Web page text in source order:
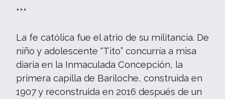
***
La fe católica fue el atrio de su militancia. De
niño y adolescente “Tito” concurría a misa
diaria en la Inmaculada Concepción, la
primera capilla de Bariloche, construida en
1907 y reconstruida en 2016 después de un